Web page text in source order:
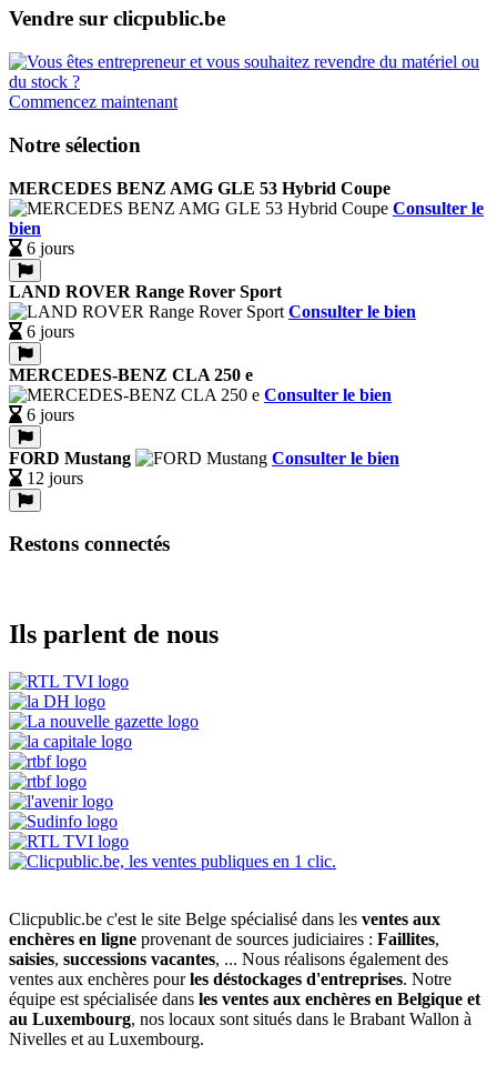
Vendre sur clicpublic.be
Commencez maintenant
Notre sélection
MERCEDES BENZ AMG GLE 53 Hybrid Coupe
Consulter le
bien
6 jours
LAND ROVER Range Rover Sport
Consulter le bien
6 jours
MERCEDES-BENZ CLA 250 e
Consulter le bien
6 jours
FORD Mustang
Consulter le bien
12 jours
Restons connectés
Ils parlent de nous
Clicpublic.be c'est le site Belge spécialisé dans les ventes aux
enchères en ligne provenant de sources judiciaires : Faillites,
saisies, successions vacantes, ... Nous réalisons également des
ventes aux enchères pourles déstockages d'entreprises. Notre
équipe est spécialisée dans les ventes aux enchères en Belgique et
au Luxembourg, nos locaux sont situés dans le Brabant Wallon à
Nivelles et au Luxembourg.